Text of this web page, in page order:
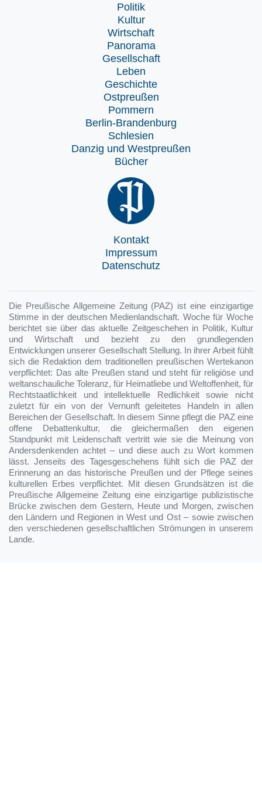
Politik
Kultur
Wirtschaft
Panorama
Gesellschaft
Leben
Geschichte
Ostpreußen
Pommern
Berlin-Brandenburg
Schlesien
Danzig und Westpreußen
Bücher
Kontakt
Impressum
Datenschutz
Die Preußische Allgemeine Zeitung (PAZ) ist eine einzigartige
Stimme in der deutschen Medienlandschaft. Woche für Woche
berichtet sie über das aktuelle Zeitgeschehen in Politik, Kultur
und Wirtschaft und bezieht zu den grundlegenden
Entwicklungen unserer Gesellschaft Stellung. In ihrer Arbeit fühlt
sich die Redaktion dem traditionellen preußischen Wertekanon
verpflichtet: Das alte Preußen stand und steht für religiöse und
weltanschauliche Toleranz, für Heimatliebe und Weltoffenheit, für
Rechtstaatlichkeit und intellektuelle Redlichkeit sowie nicht
zuletzt für ein von der Vernunft geleitetes Handeln in allen
Bereichen der Gesellschaft. In diesem Sinne pflegt die PAZ eine
offene Debattenkultur, die gleichermaßen den eigenen
Standpunkt mit Leidenschaft vertritt wie sie die Meinung von
Andersdenkenden achtet – und diese auch zu Wort kommen
lässt. Jenseits des Tagesgeschehens fühlt sich die PAZ der
Erinnerung an das historische Preußen und der Pflege seines
kulturellen Erbes verpflichtet. Mit diesen Grundsätzen ist die
Preußische Allgemeine Zeitung eine einzigartige publizistische
Brücke zwischen dem Gestern, Heute und Morgen, zwischen
den Ländern und Regionen in West und Ost – sowie zwischen
den verschiedenen gesellschaftlichen Strömungen in unserem
Lande.